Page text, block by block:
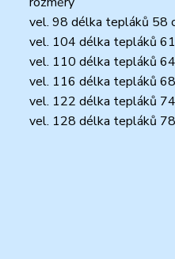
vel. 98 délka tepláků 58
vel. 104 délka tepláků
vel. 110 délka tepláků
vel. 116 délka tepláků
vel. 122 délka tepláků
vel. 128 délka tepláků